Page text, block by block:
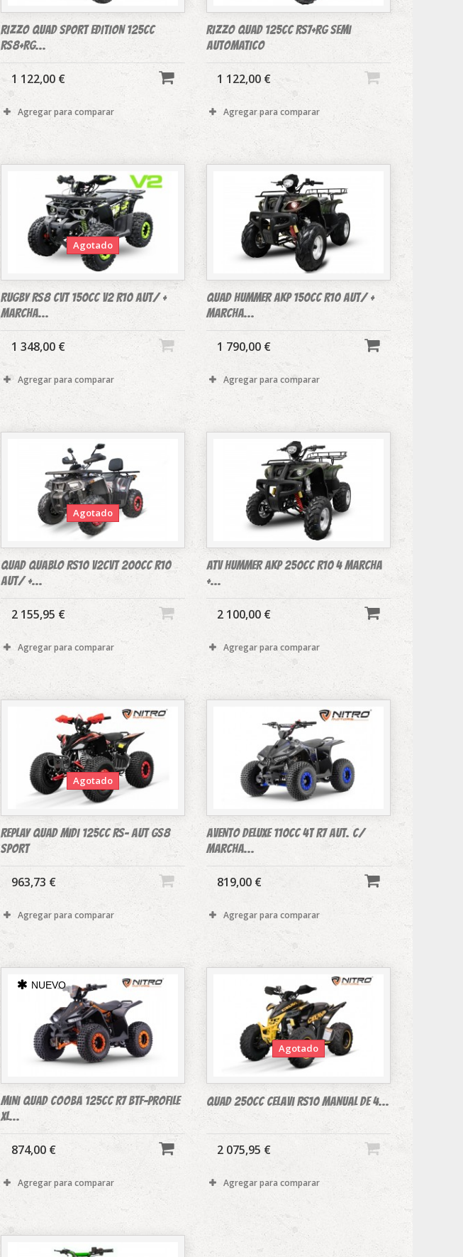
RIZZO QUAD SPORT EDITION 125CC
RS8+RG...
1 122,00 €
Agregar para comparar
RIZZO QUAD 125CC RS7+RG semi
AUTOMATICO
1 122,00 €
Agregar para comparar
Agotado
RUGBY RS8 CVT 150cc V2 R10 Aut/ +
marcha...
1 348,00 €
Agregar para comparar
Quad Hummer AKP 150cc R10 Aut/ +
marcha...
1 790,00 €
Agregar para comparar
Agotado
Quad QUABLO RS10 V2CVT 200cc R10
Aut/ +...
2 155,95 €
Agregar para comparar
ATV HUMMER AKP 250cc R10 4 marcha
+...
2 100,00 €
Agregar para comparar
Agotado
REPLAY QUAD MIDI 125CC RS- AUT GS8
SPORT
963,73 €
Agregar para comparar
AVENTO DELUXE 110cc 4T R7 aut. c/
marcha...
819,00 €
Agregar para comparar
NUEVO
mini Quad COOBA 125CC R7 BTF-Profile
XL...
874,00 €
Agregar para comparar
Agotado
Quad 250cc Celavi RS10 manual de 4...
2 075,95 €
Agregar para comparar